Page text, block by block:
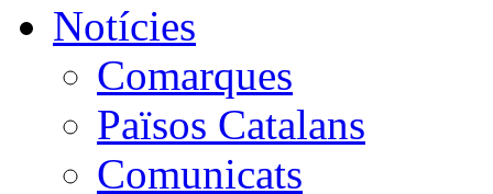
Notícies
Comarques
Països Catalans
Comunicats